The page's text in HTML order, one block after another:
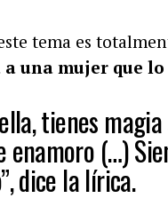
tema es
una mujer que
tienes
enamoro (…)
dice la lírica.